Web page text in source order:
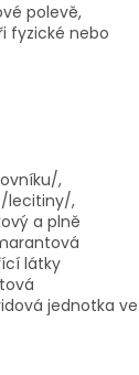
polevě,
fyzické nebo
,
lecitiny/,
a plně
látky
jednotka ve